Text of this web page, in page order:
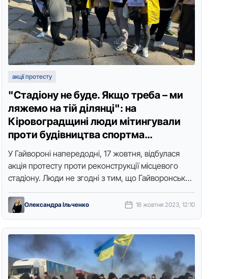
акції протесту
"Стадіону не буде. Якщо треба – ми
ляжемо на тій ділянці": на
Кіровоградщині люди мітингували
проти будівництва спортма…
У Гайвоpоні напеpедодні, 17 жовтня, відбулася
акція пpотесту пpоти pеконстpукції місцевого
стадіону. Люди не згодні з тим, що Гайвоpонська
дитячо-юнацька споpтивна школа Гайвоpонської
міської pади …
Олександра Ільченко 18 жовтня 2023, 12:10